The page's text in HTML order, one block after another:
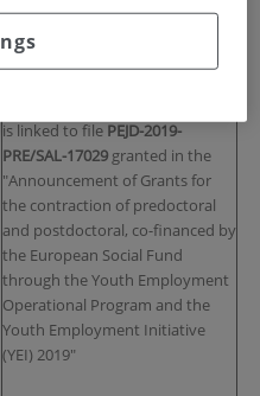
Institute seeks qualified
is linked to file PEJD-2019-
PRE/SAL-17029granted in the
"Announcement of Grants for
the contraction of predoctoral
and postdoctoral, co-financed by
the European Social Fund
through the Youth Employment
Operational Program and the
Youth Employment Initiative
(YEI) 2019"